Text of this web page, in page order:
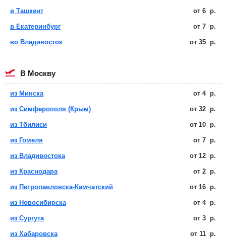
в Ташкент от 6 р.
в Екатеринбург от 7 р.
во Владивосток от 35 р.
в Москву
из Минска от 4 р.
из Симферополя (Крым) от 32 р.
из Тбилиси от 10 р.
из Гомеля от 7 р.
из Владивостока от 12 р.
из Краснодара от 2 р.
из Петропавловска-Камчатский от 16 р.
из Новосибирска от 4 р.
из Сургута от 3 р.
из Хабаровска от 11 р.